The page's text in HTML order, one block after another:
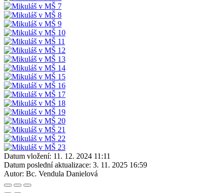
Datum vložení: 11. 12. 2024 11:11
Datum poslední aktualizace: 3. 11. 2025 16:59
Autor: Bc. Vendula Danielová